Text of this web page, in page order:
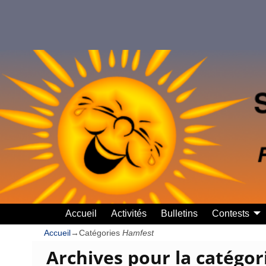
Accueil Activités Bulletins Contests
Accueil→Catégories Hamfest
Archives pour la